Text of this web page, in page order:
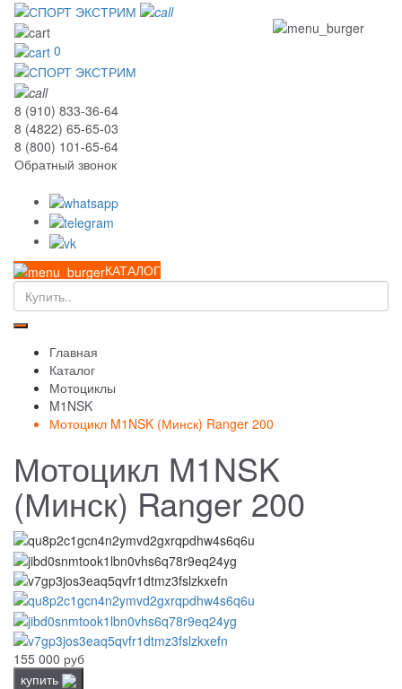
0
8 (910) 833-36-64
8 (4822) 65-65-03
8 (800) 101-65-64
Обратный звонок
КАТАЛОГ
Главная
Каталог
Мотоциклы
M1NSK
Мотоцикл M1NSK (Минск) Ranger 200
Мотоцикл M1NSK
(Минск) Ranger 200
155 000 руб
купить